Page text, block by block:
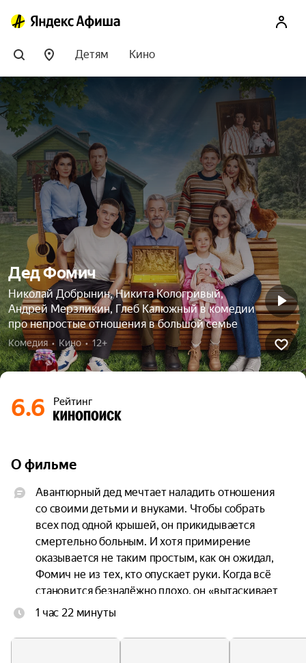
Детям Кино
Дед Фомич
Николай Добрынин, Никита Кологривый,
Андрей Мерзликин, Глеб Калюжный в комедии
про непростые отношения в большой семье
Комедия  •  Кино  •  12+
6.6 Рейтинг
О фильме
Авантюрный дед мечтает наладить отношения
со своими детьми и внуками. Чтобы собрать
всех под одной крышей, он прикидывается
смертельно больным. И хотя примирение
оказывается не таким простым, как он ожидал,
Фомич не из тех, кто опускает руки. Когда всё
становится безнадёжно плохо, он «вытаскивает
из рукава» запасной план, который срабатывает.
1 час 22 минуты